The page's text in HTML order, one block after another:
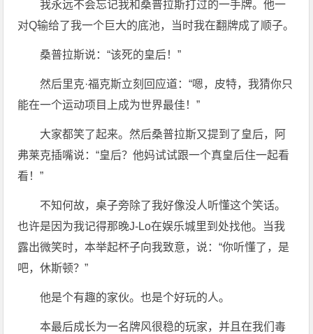
我永远不会忘记我和桑普拉斯打过的一手牌。他一
对Q输给了我一个巨大的底池，当时我在翻牌成了顺子。
桑普拉斯说：“该死的皇后！”
然后里克·福克斯立刻回应道：“嗯，皮特，我猜你只
能在一个运动项目上成为世界最佳！”
大家都笑了起来。然后桑普拉斯又提到了皇后，阿
弗莱克插嘴说：“皇后？他妈试试跟一个真皇后住一起看
看！”
不知何故，桌子旁除了我好像没人听懂这个笑话。
也许是因为我记得那晚J-Lo在娱乐城里到处找他。当我
露出微笑时，本举起杯子向我致意，说：“你听懂了，是
吧，休斯顿？”
他是个有趣的家伙。也是个好玩的人。
本最后成长为一名牌风很稳的玩家，并且在我们毒